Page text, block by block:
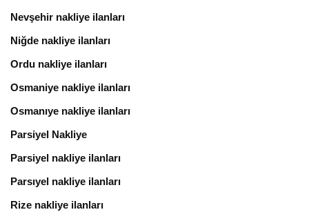
Nevşehir nakliye ilanları
Niğde nakliye ilanları
Ordu nakliye ilanları
Osmaniye nakliye ilanları
Osmanıye nakliye ilanları
Parsiyel Nakliye
Parsiyel nakliye ilanları
Parsıyel nakliye ilanları
Rize nakliye ilanları